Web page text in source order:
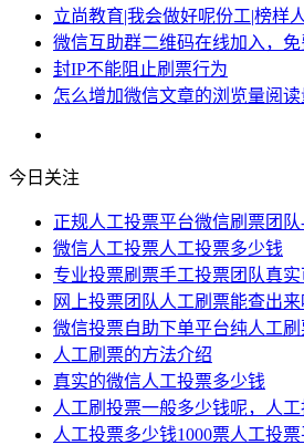
立尚教育|我会做好呢份工|榜样
微信互助群二维码在线加入，
封IP不能阻止刷票行为
怎么增加微信文章的浏览量阅读
今日关注
正规人工投票平台微信刷票团
微信人工投票人工投票多少钱
专业投票刷票手工投票团队真实
网上投票团队人工刷票能查出来
微信投票自助下单平台纯人工
人工刷票的方法介绍
真实的微信人工投票多少钱
人工刷投票一般多少钱呢，人
人工投票多少钱1000票人工投票